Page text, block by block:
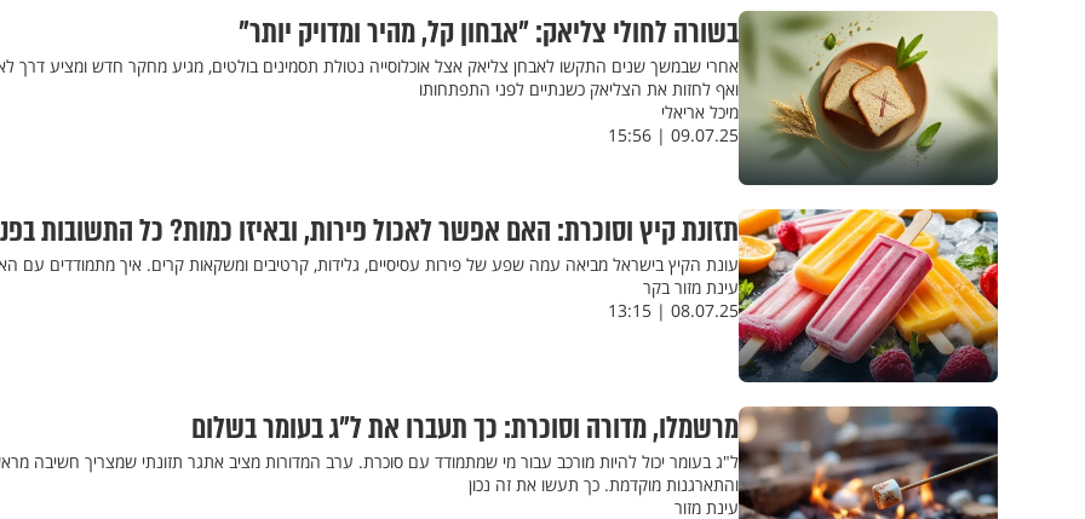
בשורה לחולי צליאק: "אבחון קל, מהיר ומדויק יותר"
אחרי שבמשך שנים התקשו לאבחן צליאק אצל אוכלוסייה נטולת תסמינים בולטים, מגיע מחקר חדש ומציע דרך
ואף לחזות את הצליאק כשנתיים לפני התפתחותו
מיכל אריאלי
09.07.25 | 15:56
תזונת קיץ וסוכרת: האם אפשר לאכול פירות, ובאיזו כמות? כל התשובות
עונת הקיץ בישראל מביאה עמה שפע של פירות עסיסיים, גלידות, קרטיבים ומשקאות קרים. איך מתמודדים עם
עינת מזור בקר
08.07.25 | 13:15
מרשמלו, מדורה וסוכרת: כך תעברו את ל"ג בעומר בשלום
ל"ג בעומר יכול להיות מורכב עבור מי שמתמודד עם סוכרת. ערב המדורות מציב אתגר תזונתי שמצריך חשיבה
והתארגנות מוקדמת. כך תעשו את זה נכון
עינת מזור